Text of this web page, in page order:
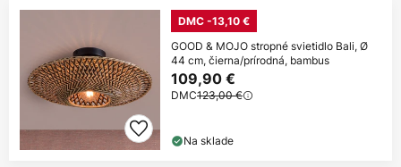
DMC -13,10 €
GOOD & MOJO stropné svietidlo Bali, Ø
44 cm, čierna/prírodná, bambus
109,90 €
DMC123,00 €
Na sklade